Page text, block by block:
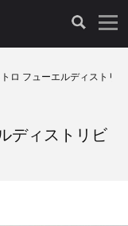
ロ フューエルディストリ
ディストリビ